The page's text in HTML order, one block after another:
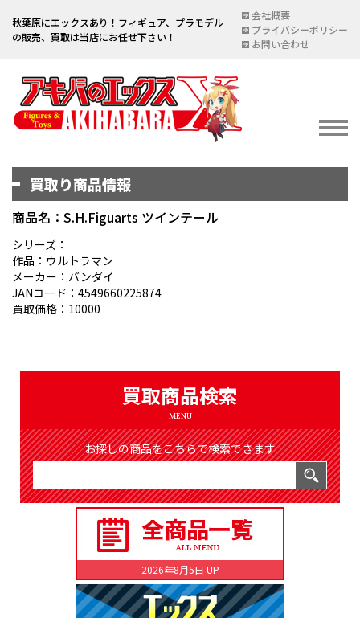
秋葉原にエックスあり！フィギュア、プラモデル
の販売、買取は当店にお任せ下さい！
会社概要
プライバシーポリシー
お問い合わせ
イベント情報
宅配買取のご案内
DELIVERY PURCHASE
買取お申し込み
ASSESSMENT
買取り商品情報
商品名：S.H.Figuarts ツインテール
シリーズ：
作品：ウルトラマン
メーカー：バンダイ
JANコード：4549660225874
買取価格：10000
買取商品検索
MENU
お探しの商品をこちらで検索できます
2026年8月5日 UP